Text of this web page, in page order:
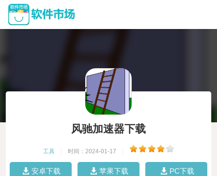
风驰加速器下载
工具 时间：2024-01-17
安卓下载 苹果下载 PC下载